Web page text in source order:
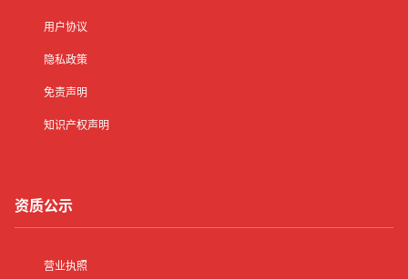
用户协议
隐私政策
免责声明
知识产权声明
资质公示
营业执照